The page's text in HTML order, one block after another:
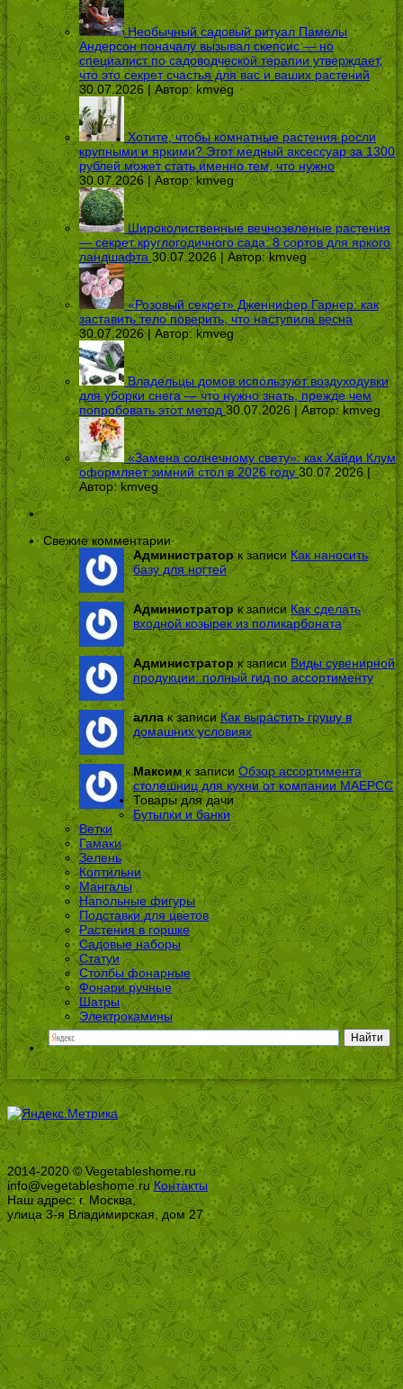
Необычный садовый ритуал Памелы
Андерсон поначалу вызывал скепсис — но
специалист по садоводческой терапии утверждает,
что это секрет счастья для вас и ваших растений
30.07.2026 | Автор: kmveg
Хотите, чтобы комнатные растения росли
крупными и яркими? Этот медный аксессуар за 1300
рублей может стать именно тем, что нужно
30.07.2026 | Автор:kmveg
Широколиственные вечнозеленые растения
— секрет круглогодичного сада: 8 сортов для яркого
ландшафта 30.07.2026 | Автор:kmveg
«Розовый секрет» Дженнифер Гарнер: как
заставить тело поверить, что наступила весна
30.07.2026 | Автор: kmveg
Владельцы домов используют воздуходувки
для уборки снега — что нужно знать, прежде чем
попробовать этот метод 30.07.2026 | Автор:kmveg
«Замена солнечному свету»: как Хайди Клум
оформляет зимний стол в 2026 году 30.07.2026 |
Автор:kmveg
Свежие комментарии
Администраторк записи Как наносить
базу для ногтей
Администратор к записиКак сделать
входной козырек из поликарбоната
Администраторк записи Виды сувенирной
продукции: полный гид по ассортименту
аллак записиКак вырастить грушу в
домашних условиях
Максимк записи Обзор ассортимента
столешниц для кухни от компании МАЕРСС
Товары для дачи
Бутылки и банки
Ветки
Гамаки
Зелень
Коптильни
Мангалы
Напольные фигуры
Подставки для цветов
Растения в горшке
Садовые наборы
Статуи
Столбы фонарные
Фонари ручные
Шатры
Электрокамины
2014-2020 © Vegetableshome.ru
info@vegetableshome.ruКонтакты
Наш адрес: г. Москва,
улица 3-я Владимирская, дом 27